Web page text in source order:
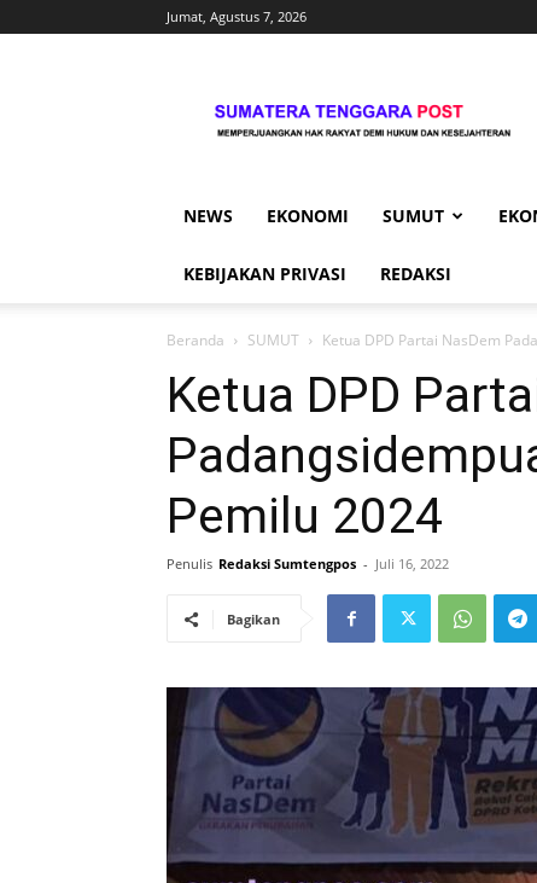
Jumat, Agustus 7, 2026
NEWS EKONOMI SUMUT
KEBIJAKAN PRIVASI REDAKSI
Beranda SUMUT Ketua DPD Partai NasDem
Ketua DPD
Pemilu 2024
Penulis Redaksi Sumtengpos - Juli 16, 2022
Bagikan